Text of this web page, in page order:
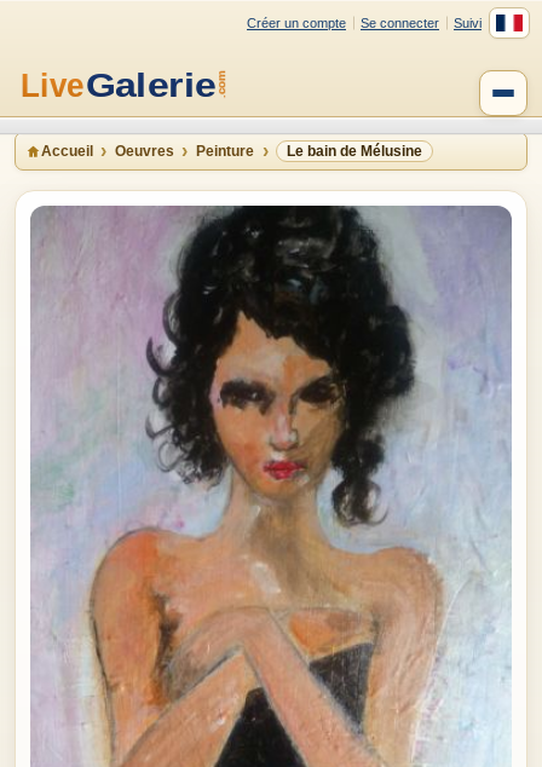
Créer un compte Se connecter Suivi
Accueil Oeuvres Peinture Le bain de Mélusine